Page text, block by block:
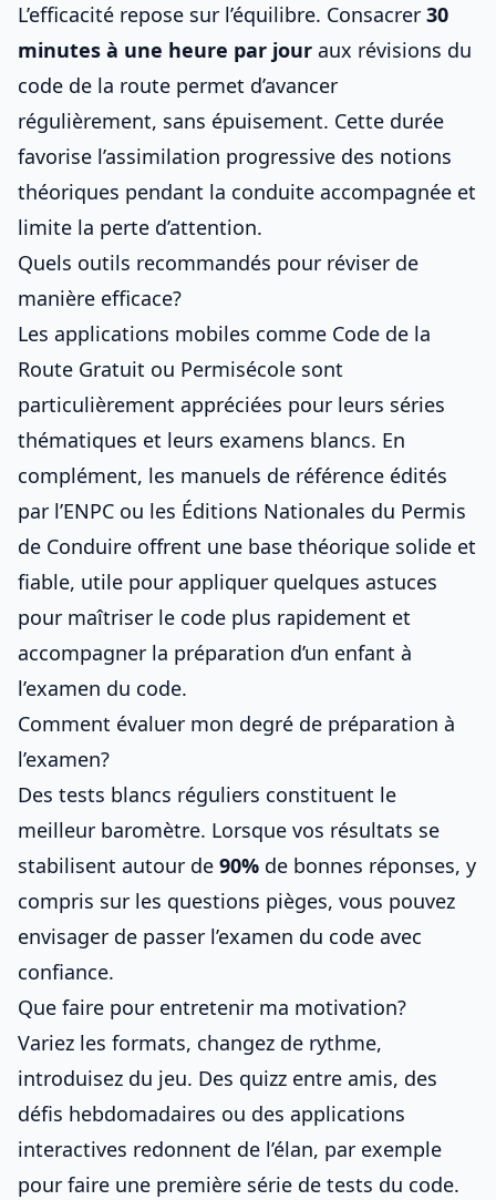
L’efficacité repose sur l’équilibre. Consacrer 30
minutes à une heure par jour aux révisions du
code de la route permet d’avancer
régulièrement, sans épuisement. Cette durée
favorise l’assimilation progressive des notions
théoriques pendant la conduite accompagnée et
limite la perte d’attention.
Quels outils recommandés pour réviser de
manière efficace?
Les applications mobiles comme Code de la
Route Gratuit ou Permisécole sont
particulièrement appréciées pour leurs séries
thématiques et leurs examens blancs. En
complément, les manuels de référence édités
par l’ENPC ou les Éditions Nationales du Permis
de Conduire offrent une base théorique solide et
fiable, utile pour appliquer quelques astuces
pour maîtriser le code plus rapidement et
accompagner la préparation d’un enfant à
l’examen du code.
Comment évaluer mon degré de préparation à
l’examen?
Des tests blancs réguliers constituent le
meilleur baromètre. Lorsque vos résultats se
stabilisent autour de 90% de bonnes réponses, y
compris sur les questions pièges, vous pouvez
envisager de passer l’examen du code avec
confiance.
Que faire pour entretenir ma motivation?
Variez les formats, changez de rythme,
introduisez du jeu. Des quizz entre amis, des
défis hebdomadaires ou des applications
interactives redonnent de l’élan, par exemple
pour faire une première série de tests du code.